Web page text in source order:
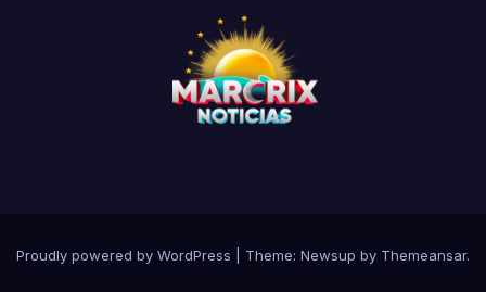
Proudly powered by WordPress Theme: Newsup by Themeansar.